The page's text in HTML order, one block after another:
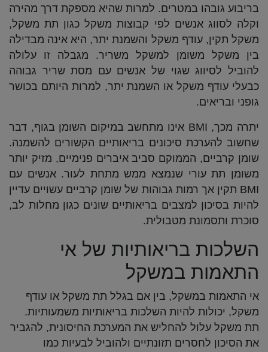
בריבוע גובהו במטרים. למרות שהיא מספקת דרך מהירה
וקלה לסווג אנשים לפי קבוצות משקל כגון תת משקל,
משקל תקין, עודף משקל והשמנת יתר, היא אינה מבדילה
בין משקל משומן למשקל משריר. מגבלה זו עלולה
להוביל לסיווג שגוי של אנשים עם מסת שריר גבוהה
כבעלי עודף משקל או השמנת יתר, למרות היותם בכושר
גופני ובריאים.
יתרה מכך, BMI אינו מתחשב במיקום השומן בגוף, דבר
שחשוב להערכת סיכונים בריאותיים הקשורים להשמנה.
שומן קרביים, הממוקם סביב איברים פנימיים, מזיק יותר
משומן תת עורי שנמצא ממש מתחת לעור. אנשים עם
BMI תקין אך רמות גבוהות של שומן קרביים עשויים עדיין
להיות בסיכון למצבים בריאותיים שונים כגון מחלות לב,
סוכרת ותסמונת מטבולית.
השלכות בריאותיות של אי
התאמות במשקל
אי התאמות במשקל, בין אם בגלל תת משקל או עודף
משקל, יכולות להיות השלכות בריאותיות משמעותיות.
תת משקל עלול להחליש את המערכת החיסונית, להגביר
את הסיכון לחסרים תזונתיים ולהוביל לבעיות כמו